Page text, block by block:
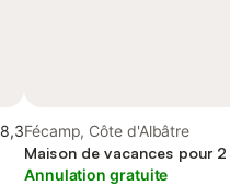
8,3Fécamp, Côte d'Albâtre
Maison de vacances pour
Annulation gratuite